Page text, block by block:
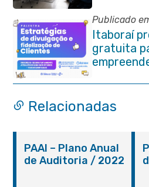
Publicado
Itaboraí
gratuita
Relacionadas
PAAI – Plano Anual
de Auditoria / 2022